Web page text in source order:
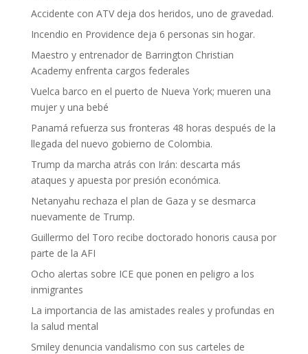
Accidente con ATV deja dos heridos, uno de gravedad.
Incendio en Providence deja 6 personas sin hogar.
Maestro y entrenador de Barrington Christian
Academy enfrenta cargos federales
Vuelca barco en el puerto de Nueva York; mueren una
mujer y una bebé
Panamá refuerza sus fronteras 48 horas después de la
llegada del nuevo gobierno de Colombia.
Trump da marcha atrás con Irán: descarta más
ataques y apuesta por presión económica.
Netanyahu rechaza el plan de Gaza y se desmarca
nuevamente de Trump.
Guillermo del Toro recibe doctorado honoris causa por
parte de la AFI
Ocho alertas sobre ICE que ponen en peligro a los
inmigrantes
La importancia de las amistades reales y profundas en
la salud mental
Smiley denuncia vandalismo con sus carteles de